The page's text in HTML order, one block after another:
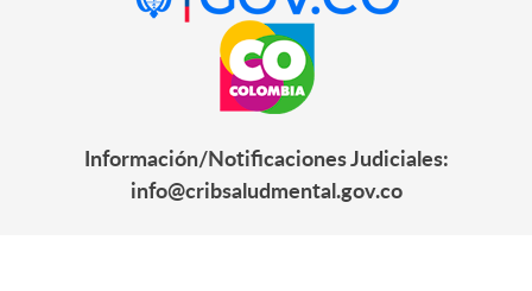
Información/Notificaciones Judiciales:
info@cribsaludmental.gov.co